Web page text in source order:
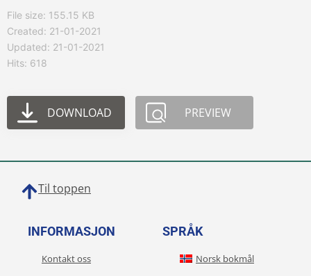
File size: 155.15 KB
Created: 21-01-2021
Updated: 21-01-2021
Hits: 618
DOWNLOAD PREVIEW
Til toppen
INFORMASJON
Kontakt oss
SPRÅK
Norsk bokmål